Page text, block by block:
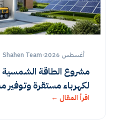
أغسطس 2026 ·
Shahen Team
مشروع الطاقة الشمسية
لكهرباء مستقرة وتوفير
اقرأ المقال ←